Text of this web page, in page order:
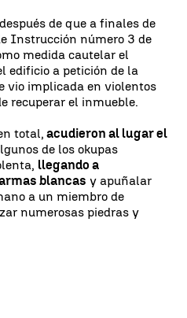
de que a finales de
Instrucción número 3 de
medida cautelar el
edificio a petición de la
vio implicada en violentos
recuperar el inmueble.
total, acudieron al lugar el
de los okupas
llegando a
blancas y apuñalar
a un miembro de
numerosas piedras y